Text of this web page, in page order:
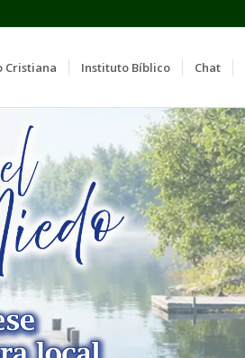
Cristiana Instituto Bíblico Chat